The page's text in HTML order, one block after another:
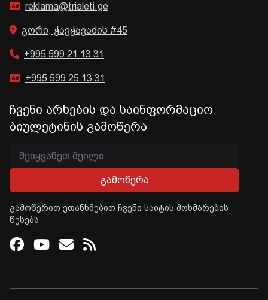
reklama@trialeti.ge
გორი, ჭავჭავაძის #45
+995 599 21 13 31
+995 599 25 13 31
ჩვენი არხების და საინფორმაციო
ბიულეტინის გამოწერა
გამოწერა
გამოწერით ეთანხმებით ჩვენი საიტის მოხმარების
წესებს
Facebook
Youtube
Email
RSS